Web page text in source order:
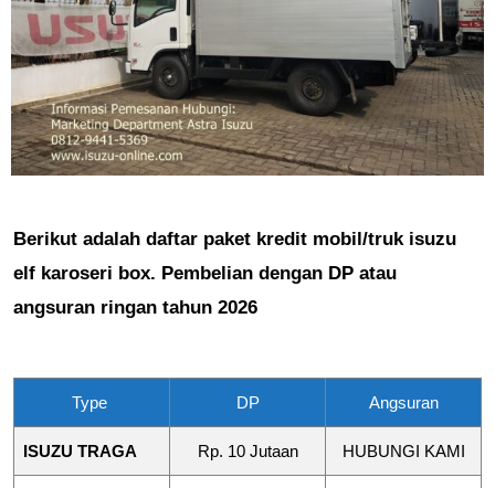
Berikut adalah daftar paket kredit mobil/truk isuzu
elf karoseri box. Pembelian dengan DP atau
angsuran ringan tahun 2026
Type DP Angsuran
ISUZU TRAGA Rp. 10 Jutaan HUBUNGI KAMI